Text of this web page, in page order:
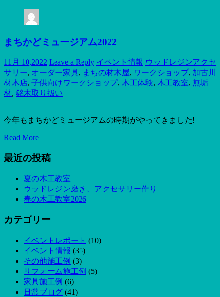
まちかどミュージアム2022
11月 10,2022 Leave a Reply イベント情報 ウッドレジンアクセ
サリー, オーダー家具, まちの材木屋, ワークショップ, 加古川
材木店, 子供向けワークショップ, 木工体験, 木工教室, 無垢
材, 銘木取り扱い
今年もまちかどミュージアムの時期がやってきました!
Read More
最近の投稿
夏の木工教室
ウッドレジン磨き、アクセサリー作り
春の木工教室2026
カテゴリー
イベントレポート (10)
イベント情報 (35)
その他施工例 (3)
リフォーム施工例 (5)
家具施工例 (6)
日常ブログ (41)